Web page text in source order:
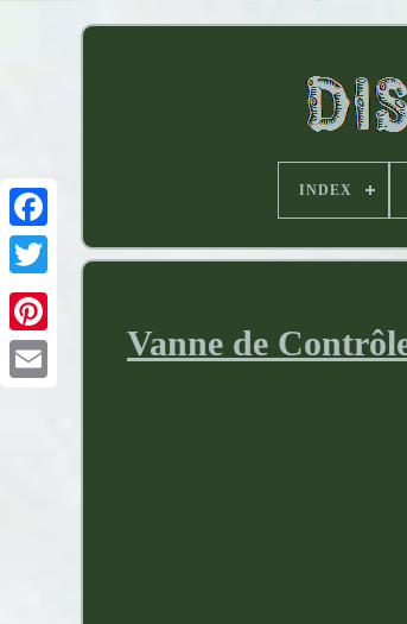
INDEX
Vanne de